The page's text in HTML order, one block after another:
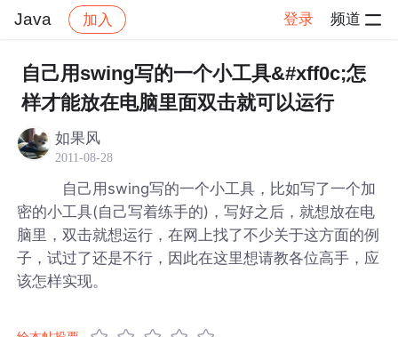
Java 加入 登录 频道
社区 Java 帖子详情
自己用swing写的一个小工具&#xff0c;怎
样才能放在电脑里面双击就可以运行
如果风
2011-08-28
自己用swing写的一个小工具，比如写了一个加
密的小工具(自己写着练手的)，写好之后，就想放在电
脑里，双击就想运行，在网上找了不少关于这方面的例
子，试过了还是不行，因此在这里想请教各位高手，应
该怎样实现。